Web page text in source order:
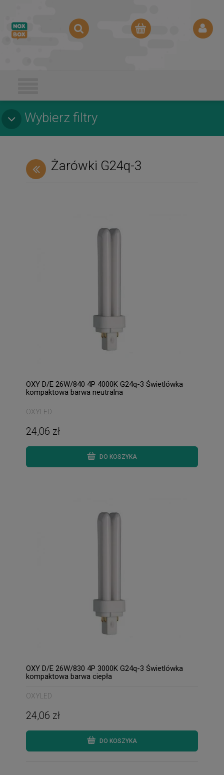
Wybierz filtry
Żarówki G24q-3
OXY D/E 26W/840 4P 4000K G24q-3 Świetlówka
kompaktowa barwa neutralna
OXYLED
24,06 zł
DO KOSZYKA
OXY D/E 26W/830 4P 3000K G24q-3 Świetlówka
kompaktowa barwa ciepła
OXYLED
24,06 zł
DO KOSZYKA